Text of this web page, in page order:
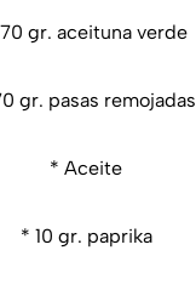
gr. aceituna verde
gr. pasas remojadas
* Aceite
* 10 gr. paprika